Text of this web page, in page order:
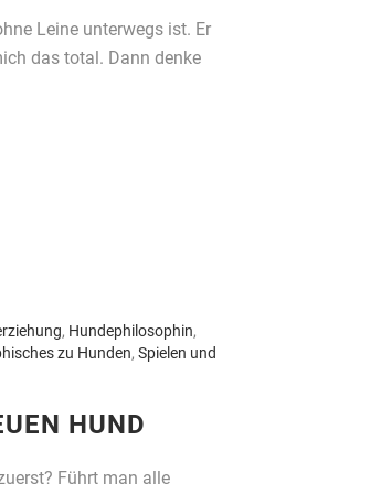
Leine unterwegs ist. Er
das total. Dann denke
, Hundephilosophin,
zu Hunden, Spielen und
HUND
Führt man alle